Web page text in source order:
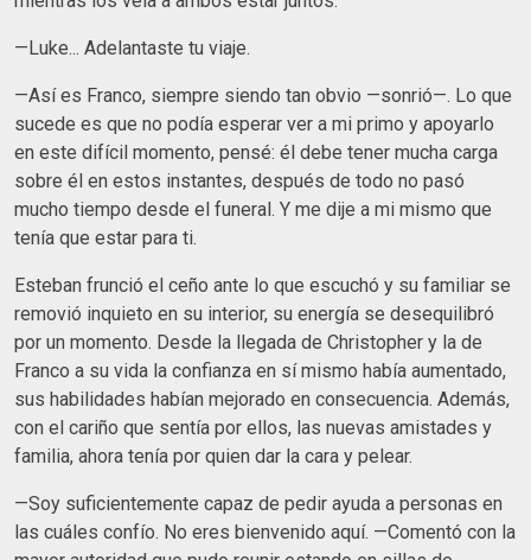
—Luke... Adelantaste tu viaje.
—Así es Franco, siempre siendo tan obvio —sonrió—. Lo que
sucede es que no podía esperar ver a mi primo y apoyarlo
en este difícil momento, pensé: él debe tener mucha carga
sobre él en estos instantes, después de todo no pasó
mucho tiempo desde el funeral. Y me dije a mi mismo que
tenía que estar para ti.
Esteban frunció el ceño ante lo que escuchó y su familiar se
removió inquieto en su interior, su energía se desequilibró
por un momento. Desde la llegada de Christopher y la de
Franco a su vida la confianza en sí mismo había aumentado,
sus habilidades habían mejorado en consecuencia. Además,
con el cariño que sentía por ellos, las nuevas amistades y
familia, ahora tenía por quien dar la cara y pelear.
—Soy suficientemente capaz de pedir ayuda a personas en
las cuáles confío. No eres bienvenido aquí. —Comentó con la